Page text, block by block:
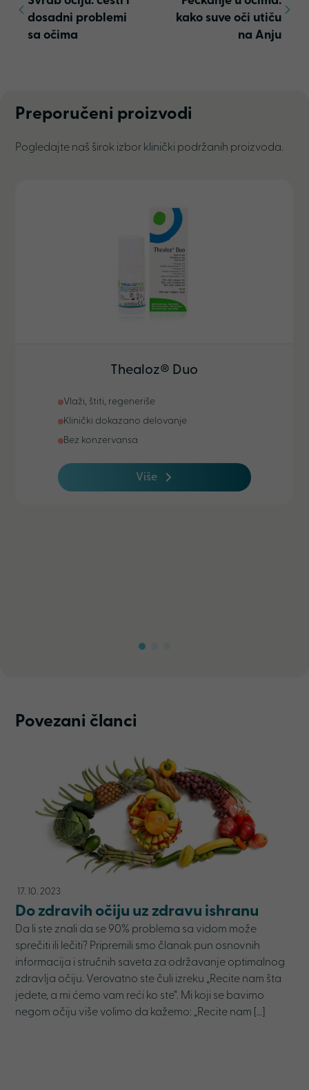
dosadni problemi
sa očima
kako suve oči utiču
na Anju
Preporučeni proizvodi
Pogledajte naš širok izbor klinički podržanih proizvoda.
Thealoz® Duo
Vlaži, štiti, regeneriše
Klinički dokazano delovanje
Bez konzervansa
Više
Povezani članci
17. 10. 2023
Do zdravih očiju uz zdravu ishranu
Da li ste znali da se 90% problema sa vidom može
sprečiti ili lečiti? Pripremili smo članak pun osnovnih
informacija i stručnih saveta za održavanje optimalnog
zdravlja očiju. Verovatno ste čuli izreku „Recite nam šta
jedete, a mi ćemo vam reći ko ste“. Mi koji se bavimo
negom očiju više volimo da kažemo: „Recite nam […]